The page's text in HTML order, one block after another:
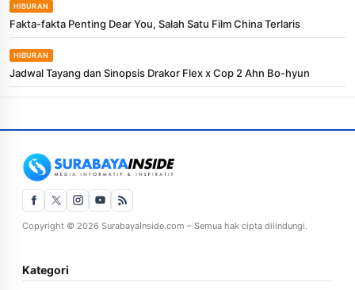
HIBURAN
Fakta-fakta Penting Dear You, Salah Satu Film China Terlaris
HIBURAN
Jadwal Tayang dan Sinopsis Drakor Flex x Cop 2 Ahn Bo-hyun
Copyright © 2026 SurabayaInside.com – Semua hak cipta dilindungi.
Kategori